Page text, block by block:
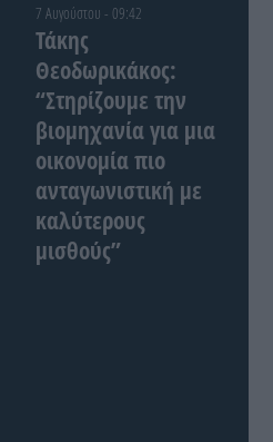
7 Αυγούστου - 09:42
Τάκης
Θεοδωρικάκος:
“Στηρίζουμε την
βιομηχανία για μια
οικονομία πιο
ανταγωνιστική με
καλύτερους
μισθούς”